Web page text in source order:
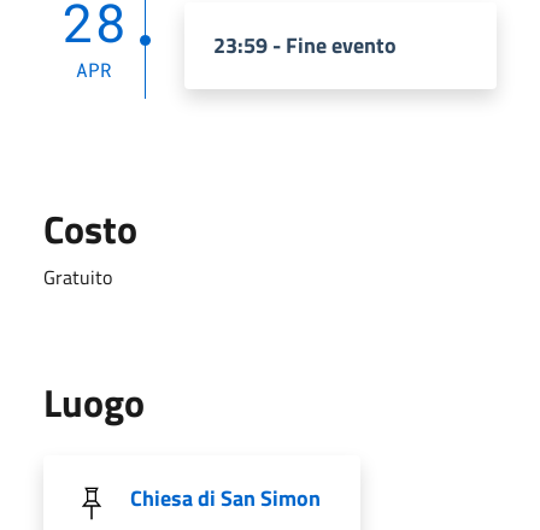
28
APR
23:59 - Fine evento
Costo
Gratuito
Luogo
Chiesa di San Simon